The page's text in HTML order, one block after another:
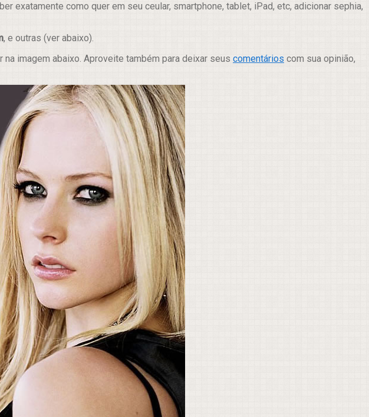
exatamente como quer em seu ceular, smartphone, tablet, iPad, etc, adicionar sephia,
, e outras (ver abaixo).
imagem abaixo. Aproveite também para deixar seus comentários com sua opinião,